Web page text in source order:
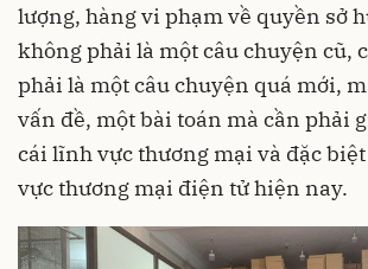
lượng, hàng vi phạm về quyền sở
không phải là một câu chuyện cũ,
phải là một câu chuyện quá mới,
vấn đề, một bài toán mà cần phải
cái lĩnh vực thương mại và đặc
vực thương mại điện tử hiện nay.